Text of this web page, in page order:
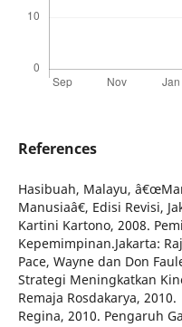
References
Hasibuah, Malayu,
Manusiaâ€, Edisi Revisi,
Kartini Kartono, 2008.
Kepemimpinan.Jakarta:
Pace, Wayne dan Don
Strategi Meningkatkan
Remaja Rosdakarya, 2010.
Regina, 2010. Pengaruh